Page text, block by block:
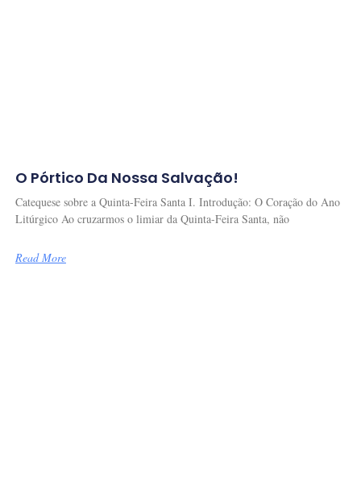
O Pórtico Da Nossa Salvação!
Catequese sobre a Quinta-Feira Santa I. Introdução: O Coração do Ano
Litúrgico Ao cruzarmos o limiar da Quinta-Feira Santa, não
Read More